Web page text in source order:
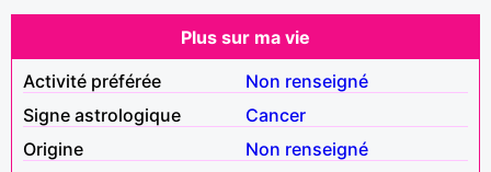
Plus sur ma vie
Activité préférée
Non renseigné
Signe astrologique
Cancer
Origine
Non renseigné